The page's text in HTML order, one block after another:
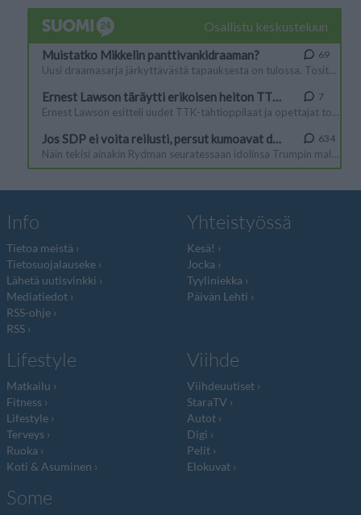
Info
Tietoa meistä
Tietosuojalauseke
Lähetä uutisvinkki
Mediatiedot
RSS-ohje
RSS
Yhteistyössä
Kesä!
Jocka
Tyyliniekka
Päivän Lehti
Lifestyle
Matkailu
Fitness
Lifestyle
Terveys
Ruoka
Koti & Asuminen
Viihde
Viihdeuutiset
StaraTV
Autot
Digi
Pelit
Elokuvat
Some